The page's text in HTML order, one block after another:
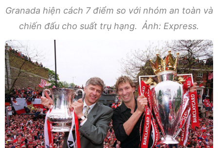
Granada hiện cách 7 điểm so với nhóm an toàn và
chiến đấu cho suất trụ hạng. Ảnh: Express.